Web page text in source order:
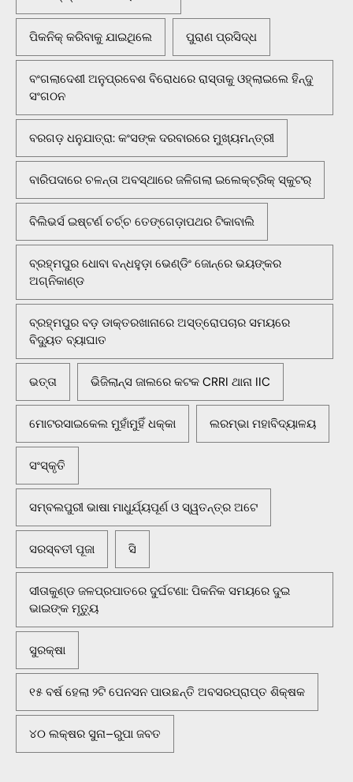
ପିକନିକ୍‌ କରିବାକୁ ଯାଇଥିଲେ ପୁରାଣ ପ୍ରସିଦ୍ଧ
ବଂଗଲାଦେଶୀ ଅନୁପ୍ରବେଶ ବିରୋଧରେ ରାସ୍ତାକୁ ଓହ୍ଲାଇଲେ ହିନ୍ଦୁ
ସଂଗଠନ
ବରଗଡ଼ ଧନୁଯାତ୍ରା: କଂସଙ୍କ ଦରବାରରେ ମୁଖ୍ୟମନ୍ତ୍ରୀ
ବାରିପଦାରେ ଚଳନ୍ତା ଅବସ୍ଥାରେ ଜଳିଗଲା ଇଲେକ୍ଟ୍ରିକ୍ ସ୍କୁଟର୍
ବିଲିଭର୍ସ ଇଷ୍ଟର୍ଣ ଚର୍ଚ୍ଚ ତେଙ୍ଗେଡ଼ାପଥର ଟିକାବାଲି
ବ୍ରହ୍ମପୁର ଧୋବା ବନ୍ଧହୁଡ଼ା ଭେଣ୍ଡିଂ ଜୋନ୍‌ରେ ଭୟଙ୍କର
ଅଗ୍ନିକାଣ୍ଡ
ବ୍ରହ୍ମପୁର ବଡ଼ ଡାକ୍ତରଖାନାରେ ଅସ୍ତ୍ରୋପଚାର ସମୟରେ
ବିଦ୍ୟୁତ ବ୍ୟାଘାତ
ଭତ୍ତା ଭିଜିଲାନ୍ସ ଜାଲରେ କଟକ CRRI ଥାନା IIC
ମୋଟରସାଇକେଲ ମୁହାଁମୁହିଁ ଧକ୍କା ଲରମ୍ଭା ମହାବିଦ୍ୟାଳୟ
ସଂସ୍କୃତି
ସମ୍ବଲପୁରୀ ଭାଷା ମାଧୁର୍ଯ୍ୟପୂର୍ଣ ଓ ସ୍ୱତନ୍ତ୍ର ଅଟେ
ସରସ୍ବତୀ ପୂଜା ସି
ସୀତାକୁଣ୍ଡ ଜଳପ୍ରପାତରେ ଦୁର୍ଘଟଣା: ପିକନିକ ସମୟରେ ଦୁଇ
ଭାଇଙ୍କ ମୃତ୍ୟୁ
ସୁରକ୍ଷା
୧୫ ବର୍ଷ ହେଲା ୨ଟି ପେନସନ ପାଉଛନ୍ତି ଅବସରପ୍ରାପ୍ତ ଶିକ୍ଷକ
୪୦ ଲକ୍ଷର ସୁନା–ରୁପା ଜବତ